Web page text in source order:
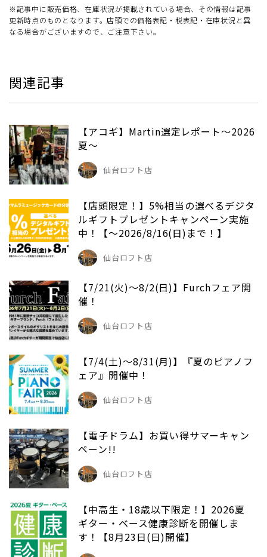
※記事中に販売価格、在庫状況が掲載されている場合、その情報は記事
更新時点のものとなります。店頭での価格表記・税表記・在庫状況と異
なる場合がございますので、ご注意下さい。
関連記事
【アコギ】Martin選定レポート～2026
夏～
仙台ロフト店
【店頭限定！】5%相当の選べるデジタ
ルギフトプレゼントキャンペーン実施
中！【～2026/8/16(日)まで！】
仙台ロフト店
【7/21(火)～8/2(日)】Furchフェア開
催！
仙台ロフト店
【7/4(土)～8/31(月)】『夏のピアノフ
ェア』開催中！
仙台ロフト店
【電子ドラム】お買い得サマーキャン
ペーン!!
仙台ロフト店
【中高生・18歳以下限定！】2026夏
ギター・ベース健康診断を開催しま
す！【8月23日(日)開催】